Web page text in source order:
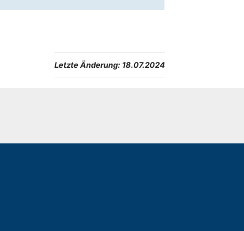
Letzte Änderung: 18.07.2024